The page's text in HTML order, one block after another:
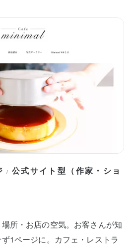
/ 公式サイト型（作家・ショ
所・お店の空気。お客さんが知
1ページに。カフェ・レストラ